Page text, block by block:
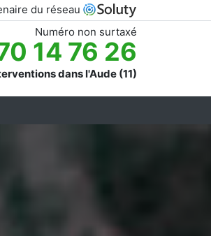
du réseau
Numéro non surtaxé
14 76 26
dans l'Aude (11)